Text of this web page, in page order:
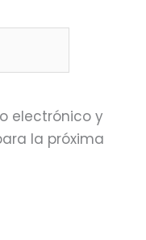
electrónico y
la próxima